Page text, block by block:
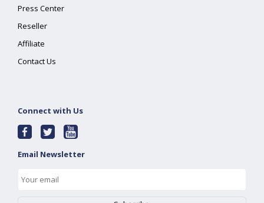
Press Center
Reseller
Affiliate
Contact Us
Connect with Us
Email Newsletter